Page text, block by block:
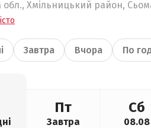
обл., Хмільницький район,
Завтра Вчора По
Пт
Завтра
Сб
08.08